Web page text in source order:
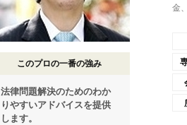
このプロの一番の強み
法律問題解決のためのわか
りやすいアドバイスを提供
します。
金